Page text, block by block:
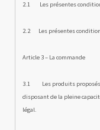
2.1 Les présentes
2.2 Les présentes
Article 3 – La commande
3.1 Les produits proposés
disposant de la pleine
légal.